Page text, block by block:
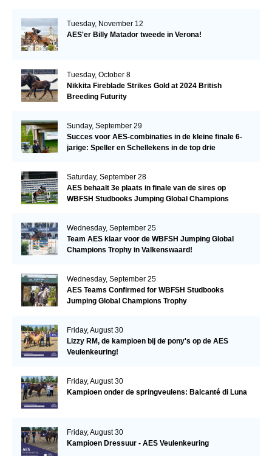
Tuesday, November 12
AES'er Billy Matador tweede in Verona!
Tuesday, October 8
Nikkita Fireblade Strikes Gold at 2024 British
Breeding Futurity
Sunday, September 29
Succes voor AES-combinaties in de kleine finale 6-
jarige: Speller en Schellekens in de top drie
Saturday, September 28
AES behaalt 3e plaats in finale van de sires op
WBFSH Studbooks Jumping Global Champions
Wednesday, September 25
Team AES klaar voor de WBFSH Jumping Global
Champions Trophy in Valkenswaard!
Wednesday, September 25
AES Teams Confirmed for WBFSH Studbooks
Jumping Global Champions Trophy
Friday, August 30
Lizzy RM, de kampioen bij de pony's op de AES
Veulenkeuring!
Friday, August 30
Kampioen onder de springveulens: Balcanté di Luna
Friday, August 30
Kampioen Dressuur - AES Veulenkeuring